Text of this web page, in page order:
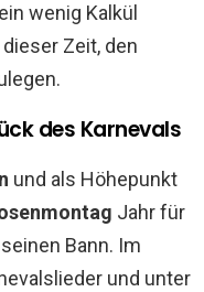
wenig Kalkül
Zeit, den
des Karnevals
und als Höhepunkt
Jahr für
Bann. Im
und unter